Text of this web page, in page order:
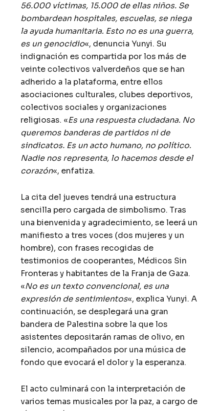
56.000 víctimas, 15.000 de ellas niños. Se
bombardean hospitales, escuelas, se niega
la ayuda humanitaria. Esto no es una guerra,
es un genocidio«, denuncia Yunyi. Su
indignación es compartida por los más de
veinte colectivos valverdeños que se han
adherido a la plataforma, entre ellos
asociaciones culturales, clubes deportivos,
colectivos sociales y organizaciones
religiosas. «Es una respuesta ciudadana. No
queremos banderas de partidos ni de
sindicatos. Es un acto humano, no político.
Nadie nos representa, lo hacemos desde el
corazón«, enfatiza.
La cita del jueves tendrá una estructura
sencilla pero cargada de simbolismo. Tras
una bienvenida y agradecimiento, se leerá un
manifiesto a tres voces (dos mujeres y un
hombre), con frases recogidas de
testimonios de cooperantes, Médicos Sin
Fronteras y habitantes de la Franja de Gaza.
«No es un texto convencional, es una
expresión de sentimientos«, explica Yunyi. A
continuación, se desplegará una gran
bandera de Palestina sobre la que los
asistentes depositarán ramas de olivo, en
silencio, acompañados por una música de
fondo que evocará el dolor y la esperanza.
El acto culminará con la interpretación de
varios temas musicales por la paz, a cargo de